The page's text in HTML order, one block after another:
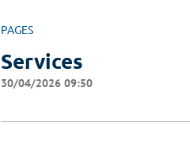
PAGES
Services
30/04/2026 09:50